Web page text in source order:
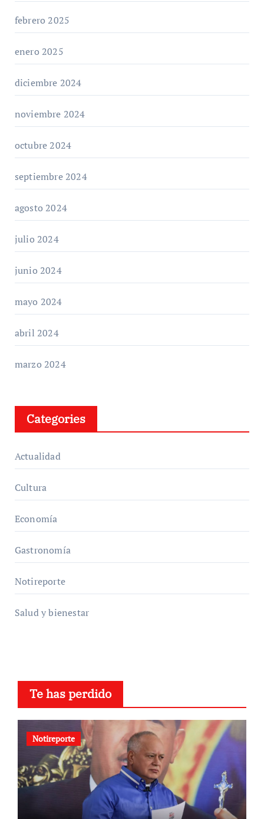
febrero 2025
enero 2025
diciembre 2024
noviembre 2024
octubre 2024
septiembre 2024
agosto 2024
julio 2024
junio 2024
mayo 2024
abril 2024
marzo 2024
Categories
Actualidad
Cultura
Economía
Gastronomía
Notireporte
Salud y bienestar
Te has perdido
Notireporte